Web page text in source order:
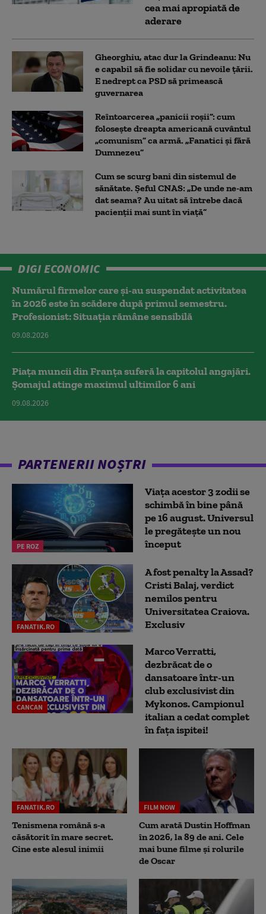
cea mai apropiată de
aderare
Gheorghiu, atac dur la Grindeanu: Nu
e capabil să fie solidar cu nevoile țării.
E nedrept ca PSD să primească
guvernarea
Reîntoarcerea „panicii roșii”: cum
folosește dreapta americană cuvântul
„comunism” ca armă. „Fanatici și fără
Dumnezeu”
Cum se scurg bani din sistemul de
sănătate. Șeful CNAS: „De unde ne-am
dat seama? Au uitat să întrebe dacă
pacienții mai sunt în viață”
DIGI ECONOMIC
Numărul firmelor care și-au suspendat activitatea
în 2026 este în scădere după primul semestru.
Profesionist: Situația rămâne sensibilă
09.08.2026
Piața muncii din Franța suferă la capitolul angajări.
Șomajul atinge maximul ultimilor 6 ani
09.08.2026
PARTENERII NOȘTRI
PE ROZ
Viața acestor 3 zodii se
schimbă în bine până
pe 16 august. Universul
le pregătește un nou
început
FANATIK.RO
A fost penalty la Assad?
Cristi Balaj, verdict
nemilos pentru
Universitatea Craiova.
Exclusiv
CANCAN
Marco Verratti,
dezbrăcat de o
dansatoare într-un
club exclusivist din
Mykonos. Campionul
italian a cedat complet
în fața ispitei!
FANATIK.RO
Tenismena română s-a
căsătorit în mare secret.
Cine este alesul inimii
FILM NOW
Cum arată Dustin Hoffman
în 2026, la 89 de ani. Cele
mai bune filme și rolurile
de Oscar